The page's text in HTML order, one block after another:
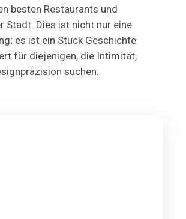
besten Restaurants und
Stadt. Dies ist nicht nur eine
es ist ein Stück Geschichte
für diejenigen, die Intimität,
suchen.